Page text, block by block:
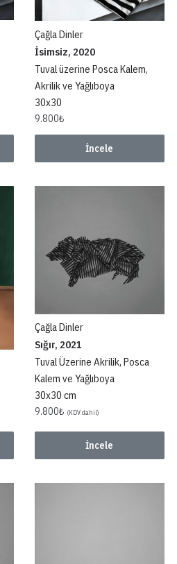
Çağla Dinler
İsimsiz, 2020
Tuval üzerine Posca Kalem,
Akrilik ve Yağlıboya
30x30
9.800₺
İncele
Çağla Dinler
Sığır, 2021
Tuval Üzerine Akrilik, Posca
Kalem ve Yağlıboya
30x30 cm
9.800₺ (KDV dahil)
İncele